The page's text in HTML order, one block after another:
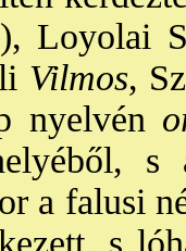
Loyolai
Vilmos,
nyelvén
s
a falusi
s